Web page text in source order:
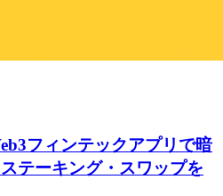
フィンテックアプリで暗
テーキング・スワップを